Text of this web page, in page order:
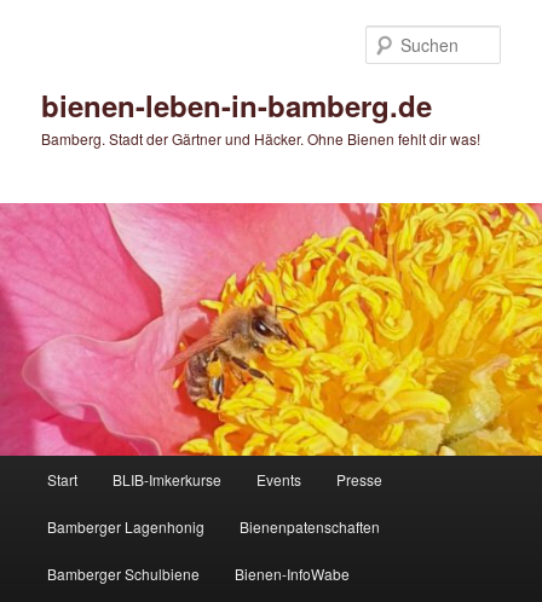
bienen-leben-in-bamberg.de
Bamberg. Stadt der Gärtner und Häcker. Ohne Bienen fehlt dir was!
Start BLIB-Imkerkurse Events Presse
Bamberger Lagenhonig Bienenpatenschaften
Bamberger Schulbiene Bienen-InfoWabe